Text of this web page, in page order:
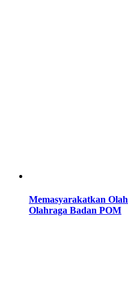
Memasyarakatkan
Olahraga Badan POM